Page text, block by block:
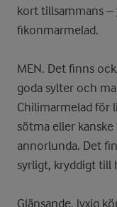
kort tillsammans –
fikonmarmelad.
MEN. Det finns
goda sylter och
Chilimarmelad för
sötma eller
annorlunda. Det
syrligt, kryddigt till
Glänsande, lyxig